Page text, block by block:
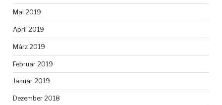
Mai 2019
April 2019
März 2019
Februar 2019
Januar 2019
Dezember 2018